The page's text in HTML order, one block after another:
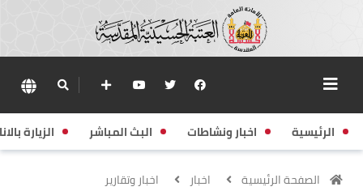
الرئيسية اخبار ونشاطات البث المباشر الزيارة
الصفحة الرئيسية اخبار اخبار وتقارير